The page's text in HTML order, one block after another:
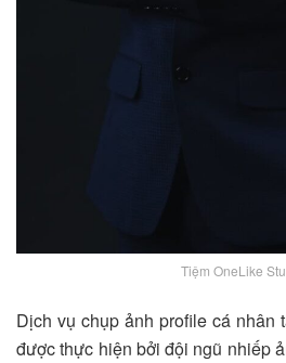
Tiệm OneLike
Dịch vụ chụp ảnh profile cá nhân
được thực hiện bởi đội ngũ nhiếp